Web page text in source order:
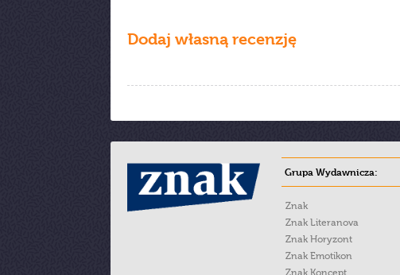
Dodaj własną recenzję
Grupa Wydawnicza:
Znak
Znak Literanova
Znak Horyzont
Znak Emotikon
Znak Koncept